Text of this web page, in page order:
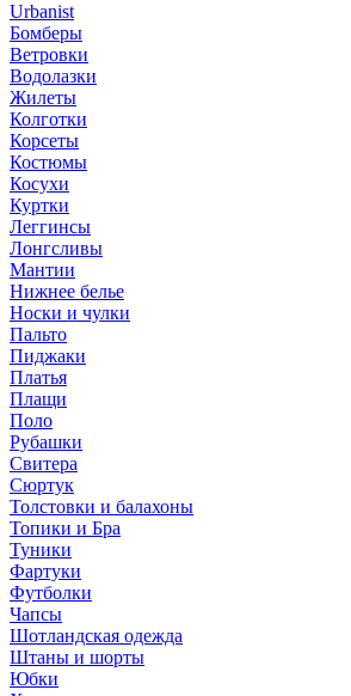
Urbanist
Бомберы
Ветровки
Водолазки
Жилеты
Колготки
Корсеты
Костюмы
Косухи
Куртки
Леггинсы
Лонгсливы
Мантии
Нижнее белье
Носки и чулки
Пальто
Пиджаки
Платья
Плащи
Поло
Рубашки
Свитера
Сюртук
Толстовки и балахоны
Топики и Бра
Туники
Фартуки
Футболки
Чапсы
Шотландская одежда
Штаны и шорты
Юбки